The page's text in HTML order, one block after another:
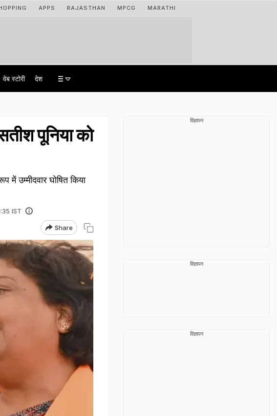
APPS RAJASTHAN MPCG MARATHI
वेब स्टोरी देश
पूनिया को
उम्मीदवार घोषित किया
IST
Share
विज्ञापन
विज्ञापन
विज्ञापन